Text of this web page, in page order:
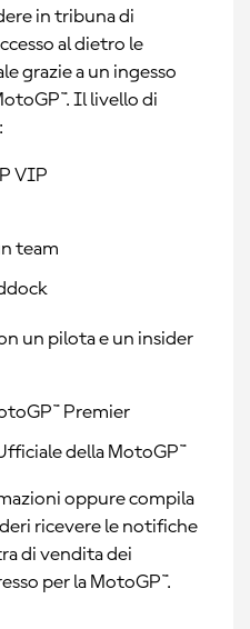
in tribuna di
al dietro le
grazie a un ingesso
Il livello di
VIP
team
un pilota e un insider
Premier
della MotoGP™
oppure compila
ricevere le notifiche
di vendita dei
per la MotoGP™.